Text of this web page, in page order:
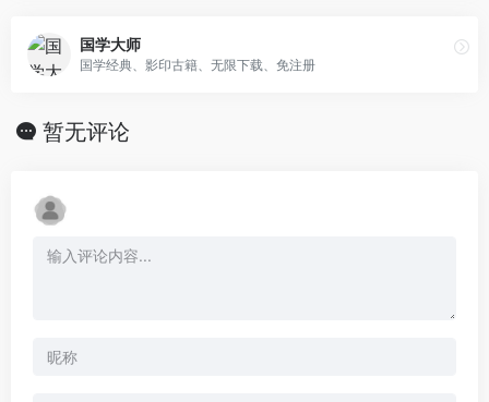
国学大师
国学经典、影印古籍、无限下载、免注册
暂无评论